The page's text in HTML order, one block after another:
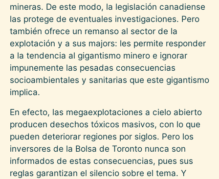
mineras. De este modo, la legislación canadiense
las protege de eventuales investigaciones. Pero
también ofrece un remanso al sector de la
explotación y a sus majors: les permite responder
a la tendencia al gigantismo minero e ignorar
impunemente las pesadas consecuencias
socioambientales y sanitarias que este gigantismo
implica.
En efecto, las megaexplotaciones a cielo abierto
producen desechos tóxicos masivos, con lo que
pueden deteriorar regiones por siglos. Pero los
inversores de la Bolsa de Toronto nunca son
informados de estas consecuencias, pues sus
reglas garantizan el silencio sobre el tema. Y